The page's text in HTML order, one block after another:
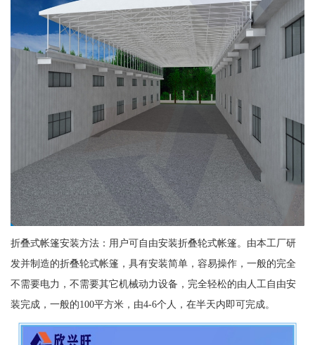
折叠式帐篷安装方法：用户可自由安装折叠轮式帐篷。由本工厂研
发并制造的折叠轮式帐篷，具有安装简单，容易操作，一般的完全
不需要电力，不需要其它机械动力设备，完全轻松的由人工自由安
装完成，一般的100平方米，由4-6个人，在半天内即可完成。